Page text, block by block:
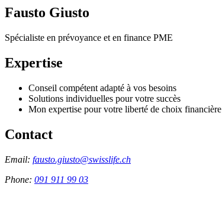
Fausto Giusto
Spécialiste en prévoyance et en finance PME
Expertise
Conseil compétent adapté à vos besoins
Solutions individuelles pour votre succès
Mon expertise pour votre liberté de choix financière
Contact
Email: fausto.giusto@swisslife.ch
Phone: 091 911 99 03